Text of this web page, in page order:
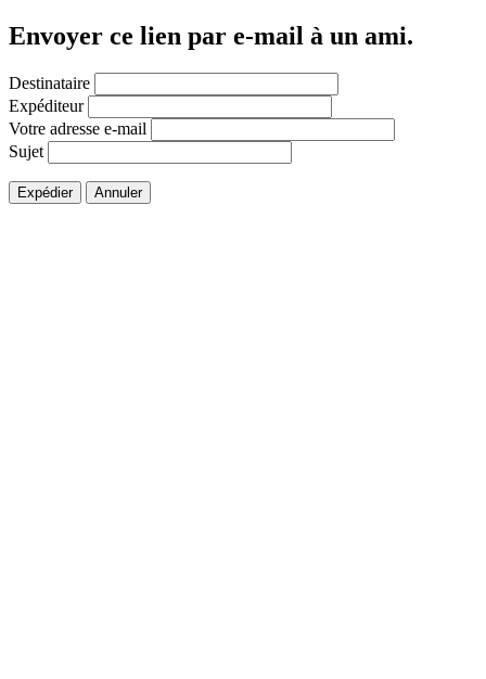
Envoyer ce lien par e-mail à un ami.
Destinataire
Expéditeur
Votre adresse e-mail
Sujet
Expédier Annuler